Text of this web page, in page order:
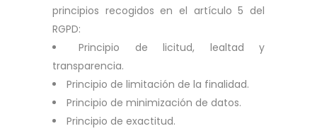
principios recogidos en el artículo 5 del
RGPD:
Principio de licitud, lealtad y
transparencia.
Principio de limitación de la finalidad.
Principio de minimización de datos.
Principio de exactitud.